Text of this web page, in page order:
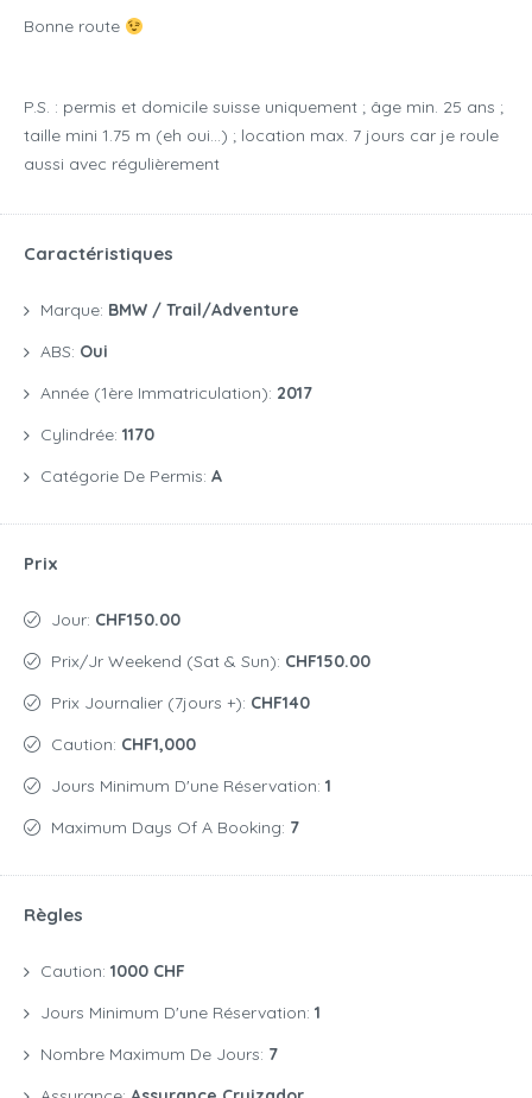
Bonne route
P.S. : permis et domicile suisse uniquement ; âge min. 25 ans ;
taille mini 1.75 m (eh oui…) ; location max. 7 jours car je roule
aussi avec régulièrement
Caractéristiques
Marque: BMW / Trail/Adventure
ABS: Oui
Année (1ère Immatriculation): 2017
Cylindrée: 1170
Catégorie De Permis: A
Prix
Jour: CHF150.00
Prix/jr Weekend (Sat & Sun): CHF150.00
Prix Journalier (7jours +): CHF140
Caution: CHF1,000
Jours Minimum D'une Réservation: 1
Maximum Days Of A Booking: 7
Règles
Caution: 1000 CHF
Jours Minimum D'une Réservation: 1
Nombre Maximum De Jours: 7